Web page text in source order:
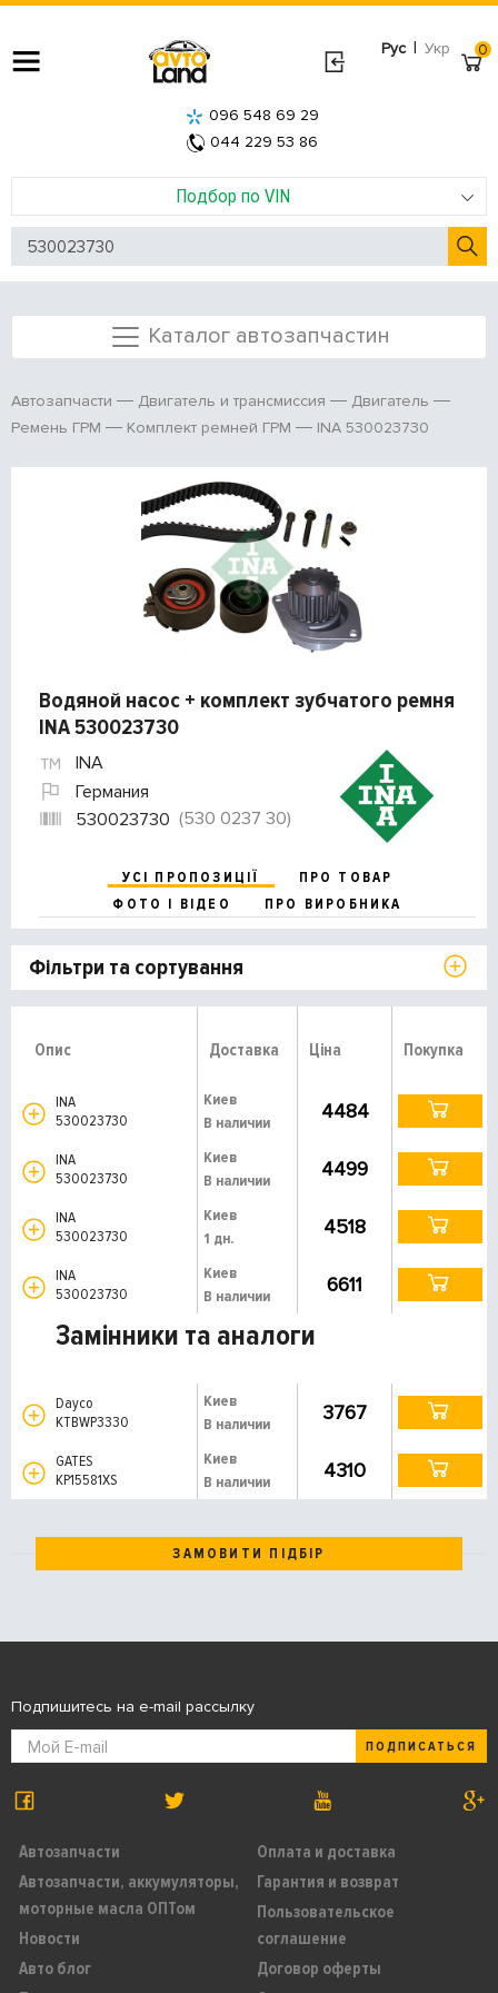
Рус | Укр
Подбор по VIN
096 548 69 29
044 229 53 86
0
Каталог автозапчастин
Автозапчасти Двигатель и трансмиссия
Двигатель
Ремень ГРМ
Комплект ремней ГРМ INA 530023730
Водяной насос + комплект зубчатого ремня
INA 530023730
INA
Германия
530023730 (530 0237 30)
УСІ ПРОПОЗИЦІЇ
ПРО ТОВАР
ФОТО І ВІДЕО
ПРО ВИРОБНИКА
Фільтри та сортування
Опис Доставка Ціна Покупка
INA
530023730
Киев
В наличии
4484
INA
530023730
Киев
В наличии
4499
INA
530023730
Киев
1 дн.
4518
INA
530023730
Киев
В наличии
6611
Замінники та аналоги
Dayco
KTBWP3330
Киев
В наличии
3767
GATES
KP15581XS
Киев
В наличии
4310
ЗАМОВИТИ ПІДБІР
Автозапчасти
Автозапчасти, аккумуляторы,
моторные масла ОПТом
Новости
Авто блог
Оплата и доставка
Гарантия и возврат
Пользовательское
соглашение
Договор оферты
Подпишитесь на e-mail рассылку
ПОДПИСАТЬСЯ